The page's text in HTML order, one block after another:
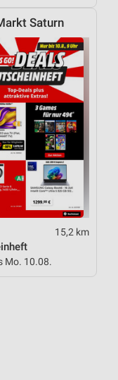
Saturn
15,2 km
Mo. 10.08.